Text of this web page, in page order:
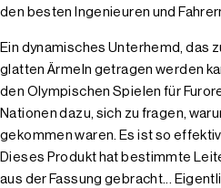
den besten Ingenieuren und
Ein dynamisches Unterhemd, das
glatten Ärmeln getragen werden
den Olympischen Spielen für
Nationen dazu, sich zu fragen,
gekommen waren. Es ist so
Dieses Produkt hat bestimmte
aus der Fassung gebracht...